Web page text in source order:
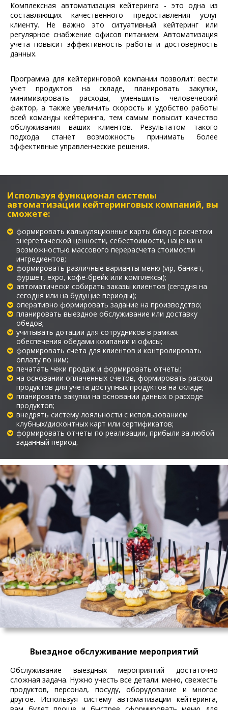
Комплексная автоматизация кейтеринга - это одна из
составляющих качественного предоставления услуг
клиенту. Не важно это ситуативный кейтеринг или
регулярное снабжение офисов питанием. Автоматизация
учета повысит эффективность работы и достоверность
данных.
Программа для кейтеринговой компании позволит: вести
учет продуктов на складе, планировать закупки,
минимизировать расходы, уменьшить человеческий
фактор, а также увеличить скорость и удобство работы
всей команды кейтеринга, тем самым повысит качество
обслуживания ваших клиентов. Результатом такого
подхода станет возможность принимать более
эффективные управленческие решения.
Используя функционал системы
автоматизации кейтеринговых компаний, вы
сможете:
формировать калькуляционные карты блюд с расчетом
энергетической ценности, себестоимости, наценки и
возможностью массового перерасчета стоимости
ингредиентов;
формировать различные варианты меню (vip, банкет,
фуршет, expo, кофе-брейк или комплексы);
автоматически собирать заказы клиентов (сегодня на
сегодня или на будущие периоды);
оперативно формировать задание на производство;
планировать выездное обслуживание или доставку
обедов;
учитывать дотации для сотрудников в рамках
обеспечения обедами компании и офисы;
формировать счета для клиентов и контролировать
оплату по ним;
печатать чеки продаж и формировать отчеты;
на основании оплаченных счетов, формировать расход
продуктов для учета доступных продуктов на складе;
планировать закупки на основании данных о расходе
продуктов;
внедрять систему лояльности с использованием
клубных/дисконтных карт или сертификатов;
формировать отчеты по реализации, прибыли за любой
заданный период.
Выездное обслуживание мероприятий
Обслуживание выездных мероприятий достаточно
сложная задача. Нужно учесть все детали: меню, свежесть
продуктов, персонал, посуду, оборудование и многое
другое. Используя систему автоматизации кейтеринга,